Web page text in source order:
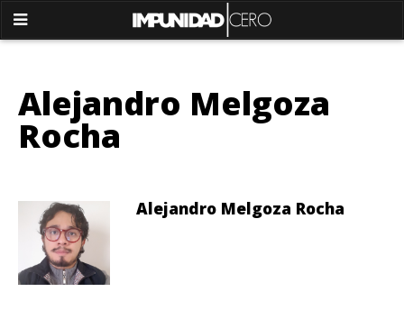
Alejandro Melgoza
Rocha
Alejandro Melgoza Rocha